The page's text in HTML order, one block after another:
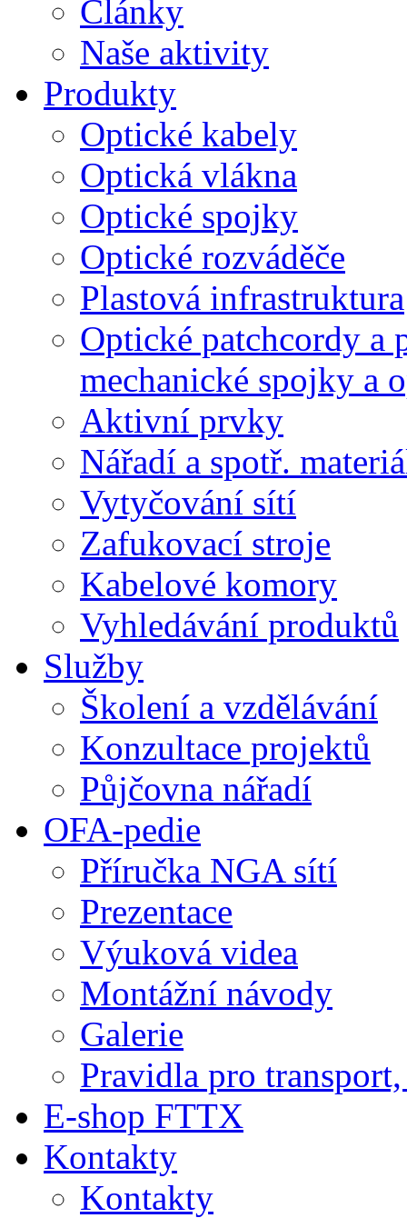
Články
Naše aktivity
Produkty
Optické kabely
Optická vlákna
Optické spojky
Optické rozváděče
Plastová infrastruktura
Optické patchcordy a
mechanické spojky a
Aktivní prvky
Nářadí a spotř.
Vytyčování sítí
Zafukovací stroje
Kabelové komory
Vyhledávání produktů
Služby
Školení a vzdělávání
Konzultace projektů
Půjčovna nářadí
OFA-pedie
Příručka NGA sítí
Prezentace
Výuková videa
Montážní návody
Galerie
Pravidla pro
E-shop FTTX
Kontakty
Kontakty